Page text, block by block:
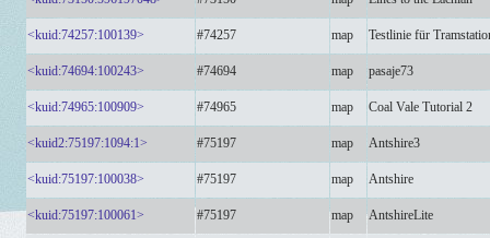
<kuid:74257:100139> #74257 map Testlinie für
<kuid:74694:100243> #74694 map pasaje73
<kuid:74965:100909> #74965 map Coal Vale Tutorial 2
<kuid2:75197:1094:1> #75197 map Antshire3
<kuid:75197:100038> #75197 map Antshire
<kuid:75197:100061> #75197 map AntshireLite